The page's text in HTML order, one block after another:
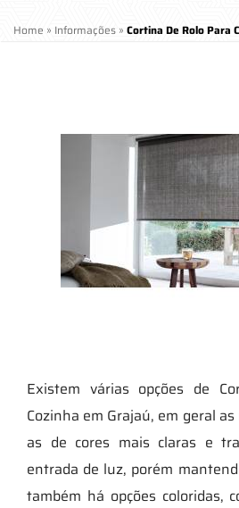
Home » Informações » Cortina De Rolo Para
Existem várias opções de
Cozinha em Grajaú, em geral
as de cores mais claras e
entrada de luz, porém
também há opções coloridas,